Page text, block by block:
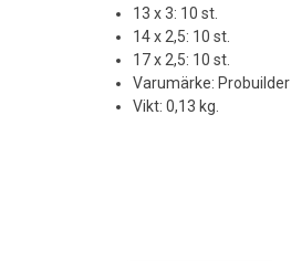
13 x 3: 10 st.
14 x 2,5: 10 st.
17 x 2,5: 10 st.
Varumärke: Probuilder
Vikt: 0,13 kg.